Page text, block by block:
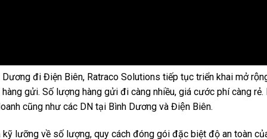
đi Điện Biên, Ratraco Solutions tiếp tục triển khai mở
gửi. Số lượng hàng gửi đi càng nhiều, giá cước phí càng
cũng như các DN tại Bình Dương và Điện Biên.
lưỡng về số lượng, quy cách đóng gói đặc biệt độ an toàn